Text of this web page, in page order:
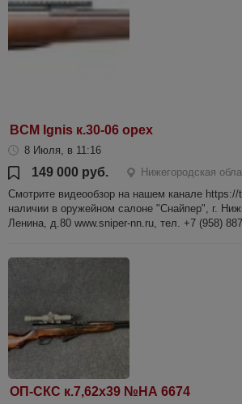
BCM Ignis к.30-06 орех
8 Июля, в 11:16
149 000 руб.
Нижегородская
Смотрите видеообзор на нашем канале
наличии в оружейном салоне "Снайпер", г.
Ленина, д.80 www.sniper-nn.ru, тел. +7 (958)
ОП-СКС к.7,62х39 №НА 6674